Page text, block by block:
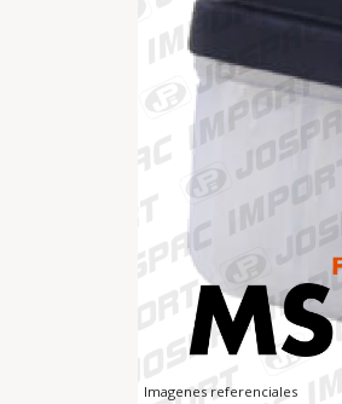
Imagenes referenciales